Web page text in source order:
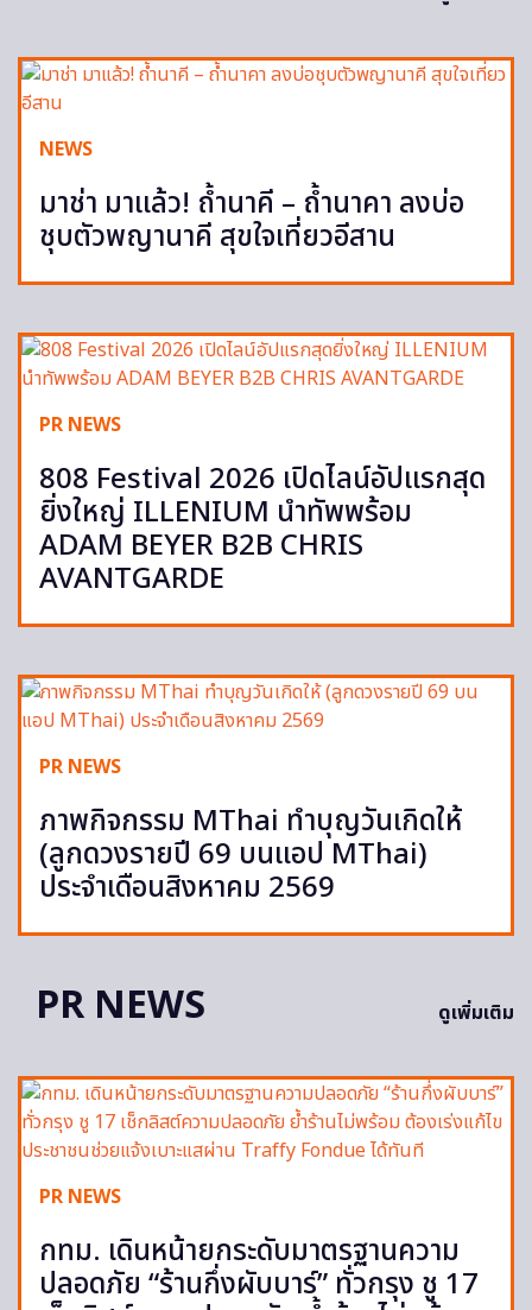
NEWS
มาช่า มาแล้ว! ถ้ำนาคี – ถ้ำนาคา ลงบ่อ
ชุบตัวพญานาคี สุขใจเที่ยวอีสาน
PR NEWS
808 Festival 2026 เปิดไลน์อัปแรกสุด
ยิ่งใหญ่ ILLENIUM นำทัพพร้อม
ADAM BEYER B2B CHRIS
AVANTGARDE
PR NEWS
ภาพกิจกรรม MThai ทำบุญวันเกิดให้
(ลูกดวงรายปี 69 บนแอป MThai)
ประจำเดือนสิงหาคม 2569
PR NEWS ดูเพิ่มเติม
PR NEWS
กทม. เดินหน้ายกระดับมาตรฐานความ
ปลอดภัย “ร้านกึ่งผับบาร์” ทั่วกรุง ชู 17